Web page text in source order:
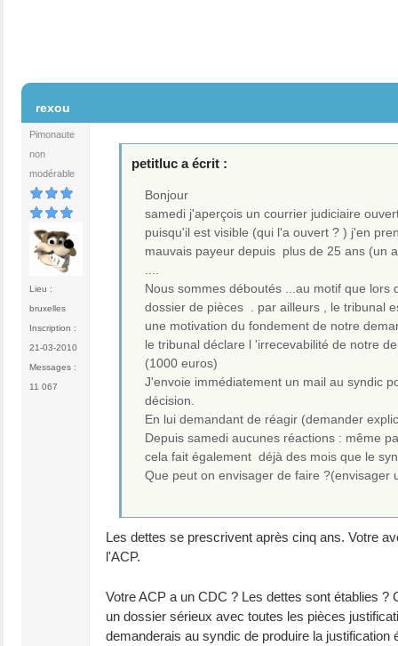
rexou
Pimonaute
non
modérable
Lieu :
bruxelles
Inscription :
21-03-2010
Messages :
11 067
petitluc a écrit :
Bonjour
samedi j'aperçois un courrier judiciaire
puisqu'il est visible (qui l'a ouvert ? ) j'en
mauvais payeur depuis plus de 25 ans (un
Nous sommes déboutés ...au motif que
dossier de pièces . par ailleurs , le tribunal
une motivation du fondement de notre
le tribunal déclare l 'irrecevabilité de notre
(1000 euros)
J'envoie immédiatement un mail au syndic
décision.
En lui demandant de réagir (demander
Depuis samedi aucunes réactions : même
cela fait également déjà des mois que le
Que peut on envisager de faire ?(envisager
Les dettes se prescrivent après cinq ans. Votre
l'ACP.
Votre ACP a un CDC ? Les dettes sont établies
un dossier sérieux avec toutes les pièces
demanderais au syndic de produire la